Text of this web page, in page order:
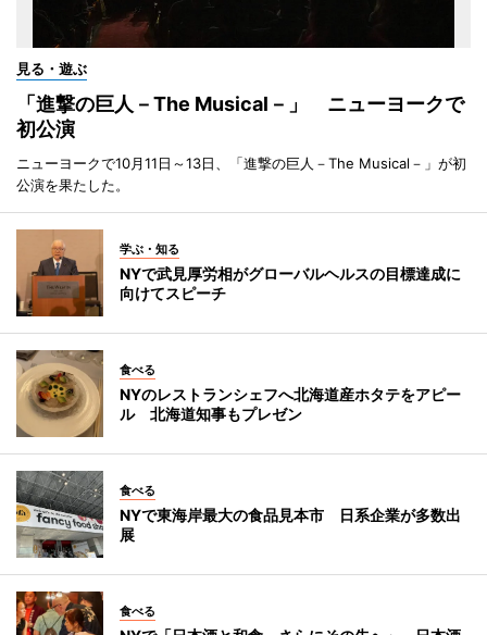
見る・遊ぶ
「進撃の巨人－The Musical－」 ニューヨークで
初公演
ニューヨークで10月11日～13日、「進撃の巨人－The Musical－」が初
公演を果たした。
学ぶ・知る
NYで武見厚労相がグローバルヘルスの目標達成に
向けてスピーチ
食べる
NYのレストランシェフへ北海道産ホタテをアピー
ル 北海道知事もプレゼン
食べる
NYで東海岸最大の食品見本市 日系企業が多数出
展
食べる